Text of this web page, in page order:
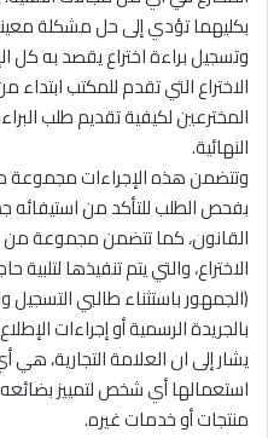
بكليهما تؤدي إلى حل مشكلة
وتسجيل براءة اختراع يقصد به كل
الاختراع التي تقدم للمكتب ابتداء
المخترعين لكيفية تقديم طلب
النهائية.
وتتضمن هذه الإجراءات مجموعة
بفحص الطلب للتأكد من
القانون، كما تتضمن مجموعة من
الاختراع، والتي يتم تنفيذها
(الجمهور باستثناء طالبي التسجيل
بالجريدة الرسمية أو إجراءات
يشار إلى ان العلامة التجارية،
استعمالها أي شخص لتمييز
منتجات أو خدمات غيره.